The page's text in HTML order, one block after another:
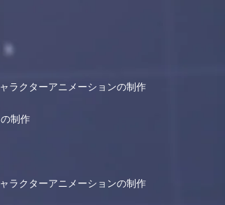
ラクターアニメーションの制作
制作
ラクターアニメーションの制作